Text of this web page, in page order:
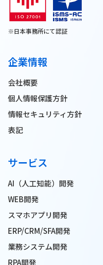
※日本事務所にて認証
企業情報
会社概要
個人情報保護方針
情報セキュリティ方針
表記
サービス
AI（人工知能）開発
WEB開発
スマホアプリ開発
ERP/CRM/SFA開発
業務システム開発
RPA開発